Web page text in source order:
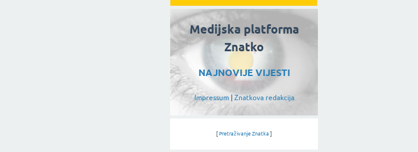
Medijska platforma
Znatko
NAJNOVIJE VIJESTI
Impressum| Znatkova redakcija
[ Pretraživanje Znatka ]